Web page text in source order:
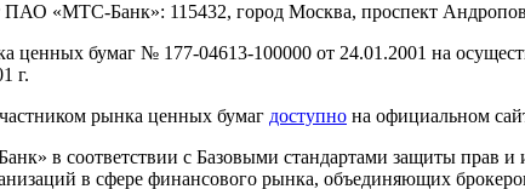
ПАО «МТС-Банк»: 115432, город Москва, проспект
ценных бумаг № 177-04613-100000 от 24.01.2001 на
г.
рынка ценных бумаг доступно на официальном
в соответствии с Базовыми стандартами защиты прав и
в сфере финансового рынка, объединяющих